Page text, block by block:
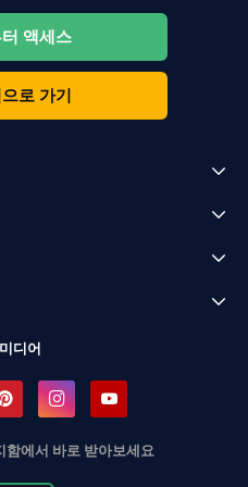
액세스
로 가기
디어
함에서 바로 받아보세요